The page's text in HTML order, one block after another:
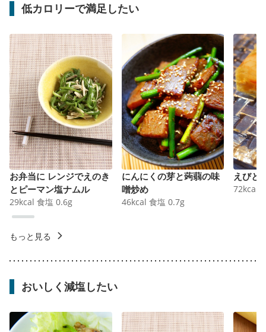
低カロリーで満足したい
お弁当に レンジでえのき
とピーマン塩ナムル
29kcal 食塩 0.6g
にんにくの芽と蒟蒻の味
噌炒め
46kcal 食塩 0.7g
えびと
72kcal
もっと見る
おいしく減塩したい